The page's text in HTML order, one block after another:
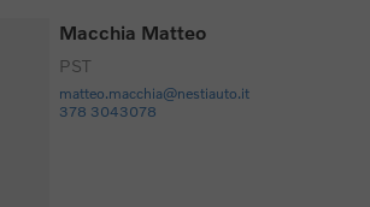
Macchia Matteo
PST
matteo.macchia@nestiauto.it
378 3043078